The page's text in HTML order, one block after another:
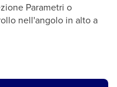
Parametri o
nell'angolo in alto a